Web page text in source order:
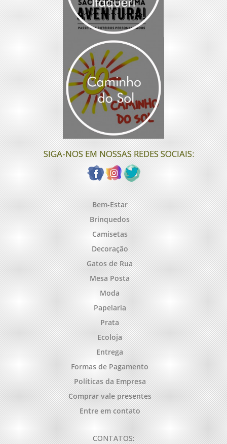
SIGA-NOS EM NOSSAS REDES SOCIAIS:
Bem-Estar
Brinquedos
Camisetas
Decoração
Gatos de Rua
Mesa Posta
Moda
Papelaria
Prata
Ecoloja
Entrega
Formas de Pagamento
Políticas da Empresa
Comprar vale presentes
Entre em contato
CONTATOS: